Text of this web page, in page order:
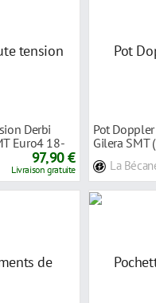
Derbi
Euro4 18-
97,90 €
Livraison gratuite
Pot
Gilera SMT
La